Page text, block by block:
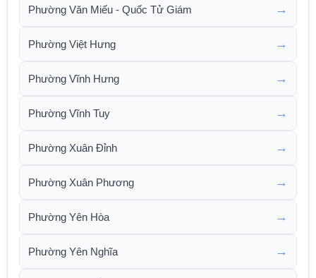
Phường Văn Miếu - Quốc Tử Giám →
Phường Việt Hưng →
Phường Vĩnh Hưng →
Phường Vĩnh Tuy →
Phường Xuân Đỉnh →
Phường Xuân Phương →
Phường Yên Hòa →
Phường Yên Nghĩa →